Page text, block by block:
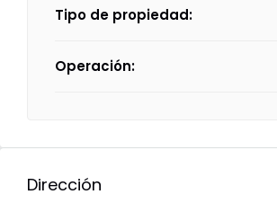
Tipo de propiedad:
Operación:
Dirección